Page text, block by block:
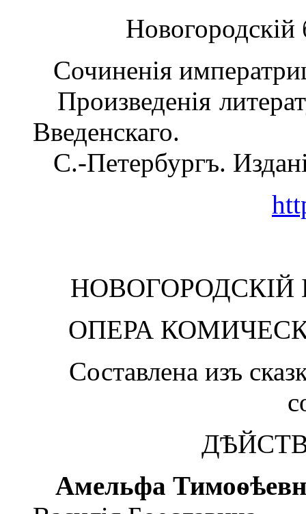
Новогородскій
Сочиненія
Произведенія
Введенскаго.
С.-Петербургъ.
НОВОГОРОДСКІЙ
ОПЕРА
Составлена изъ
Амельфа